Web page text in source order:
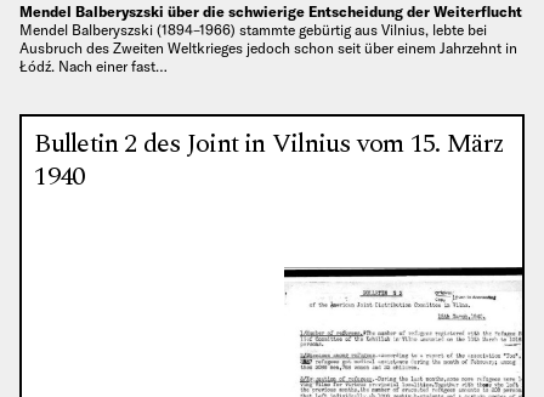
Mendel Balberyszski über die schwierige Entscheidung der Weiterflucht
Mendel Balberyszski (1894–1966) stammte gebürtig aus Vilnius, lebte bei
Ausbruch des Zweiten Weltkrieges jedoch schon seit über einem Jahrzehnt in
Łódź. Nach einer fast…
Bulletin 2 des Joint in Vilnius vom 15. März
1940